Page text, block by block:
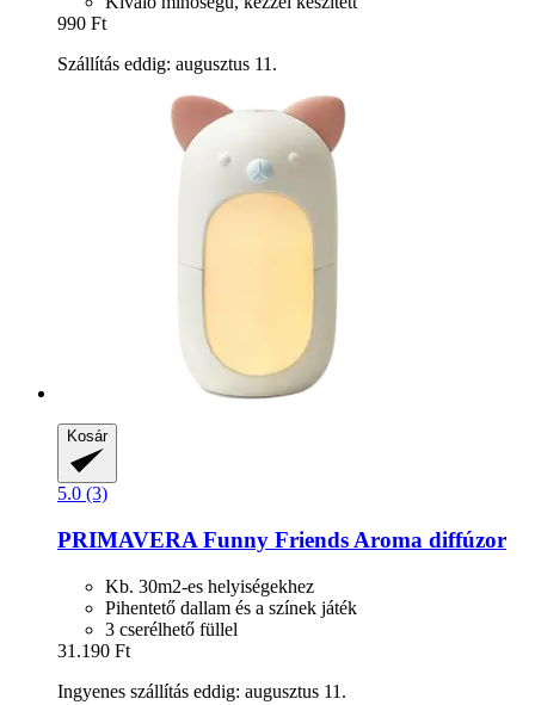
990 Ft
Szállítás eddig: augusztus 11.
Kosár
5.0 (3)
PRIMAVERA Funny Friends Aroma diffúzor
Kb. 30m2-es helyiségekhez
Pihentető dallam és a színek játék
3 cserélhető füllel
31.190 Ft
Ingyenes szállítás eddig: augusztus 11.